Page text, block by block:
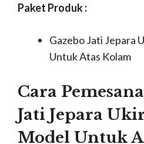
Paket Produk :
Gazebo Jati Jepara
Untuk Atas Kolam
Cara
Jati Jepara
Model Untuk